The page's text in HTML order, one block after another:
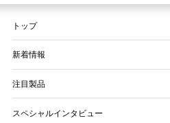
トップ
新着情報
注目製品
スペシャルインタビュー